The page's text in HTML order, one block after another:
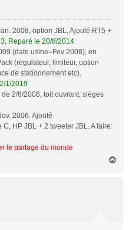
2008, option JBL, Ajouté RT5 +
Reparé le 20/8/2014
(date usine=Fev 2008), en
(regulateur, limiteur, option
de stationnement etc).
1/2019
2/6/2006, toit ouvrant, sièges
2006. Ajouté
HP JBL + 2 tweeter JBL. A faire:
le partage du monde